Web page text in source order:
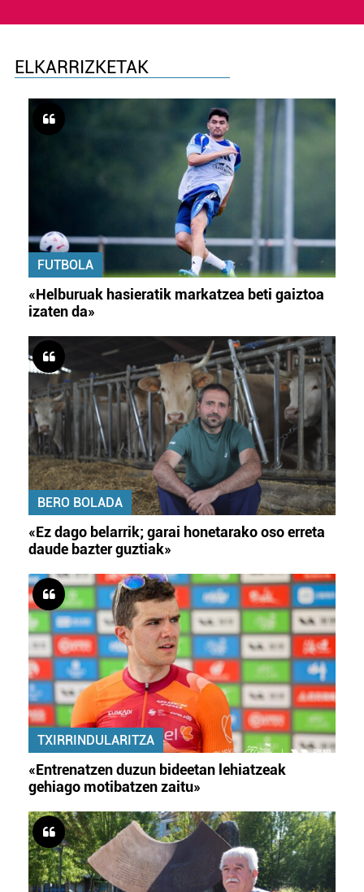
ELKARRIZKETAK
FUTBOLA
«Helburuak hasieratik markatzea beti gaiztoa
izaten da»
BERO BOLADA
«Ez dago belarrik; garai honetarako oso erreta
daude bazter guztiak»
TXIRRINDULARITZA
«Entrenatzen duzun bideetan lehiatzeak
gehiago motibatzen zaitu»